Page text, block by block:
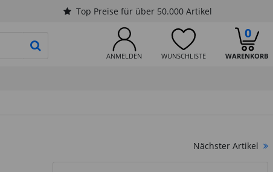
Top Preise für über 50.000 Artikel
ANMELDEN WUNSCHLISTE WARENKORB
0
PRODUKTSUCHE STARTEN
Nächster Artikel